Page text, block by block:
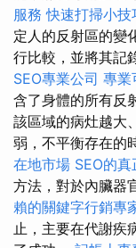
服務 快速打掃小技
定人的反射區的變
行比較，並將其記
SEO專業公司 專業
含了身體的所有反
該區域的病灶越大
弱，不平衡存在的
在地市場 SEO的真
方法，對於內臟器
賴的關鍵字行銷專
止，主要在代謝疾